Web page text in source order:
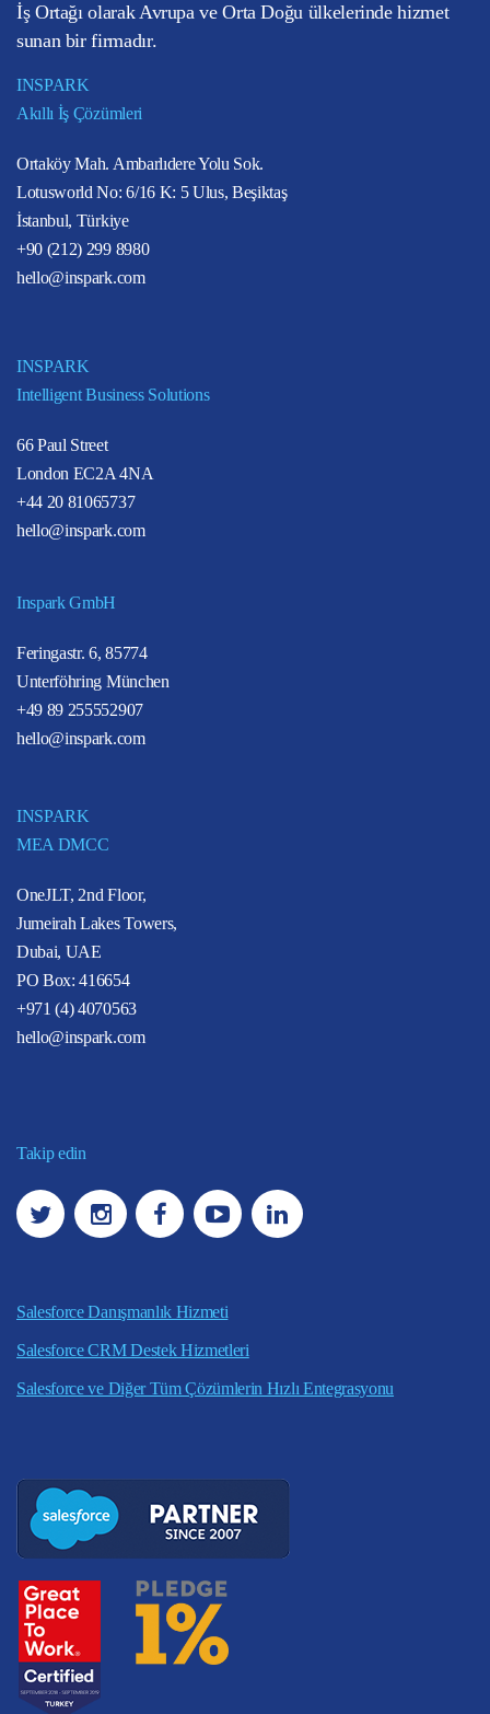
İş Ortağı olarak Avrupa ve Orta Doğu ülkelerinde hizmet
sunan bir firmadır.
INSPARK
Akıllı İş Çözümleri
Ortaköy Mah. Ambarlıdere Yolu Sok.
Lotusworld No: 6/16 K: 5 Ulus, Beşiktaş
İstanbul, Türkiye
+90 (212) 299 8980
hello@inspark.com
INSPARK
Intelligent Business Solutions
66 Paul Street
London EC2A 4NA
+44 20 81065737
hello@inspark.com
Inspark GmbH
Feringastr. 6, 85774
Unterföhring München
+49 89 255552907
hello@inspark.com
INSPARK
MEA DMCC
OneJLT, 2nd Floor,
Jumeirah Lakes Towers,
Dubai, UAE
PO Box: 416654
+971 (4) 4070563
hello@inspark.com
Takip edin
Salesforce Danışmanlık Hizmeti
Salesforce CRM Destek Hizmetleri
Salesforce ve Diğer Tüm Çözümlerin Hızlı Entegrasyonu